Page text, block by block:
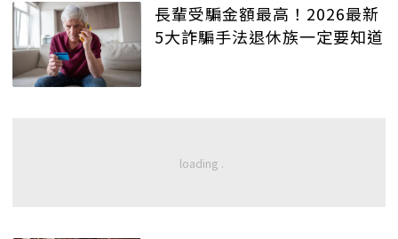
長輩受騙金額最高！2026最新
5大詐騙手法退休族一定要知道